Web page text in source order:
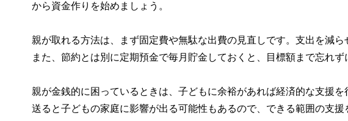
から資金作りを始めましょう。
親が取れる方法は、まず固定費や無駄な出費の見直しです。支出を減
また、節約とは別に定期預金で毎月貯金しておくと、目標額まで忘れず
親が金銭的に困っているときは、子どもに余裕があれば経済的な支援
送ると子どもの家庭に影響が出る可能性もあるので、できる範囲の支援